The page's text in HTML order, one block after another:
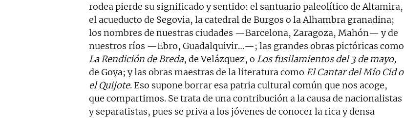
rodea pierde su significado y sentido: el santuario paleolítico de Altamira,
el acueducto de Segovia, la catedral de Burgos o la Alhambra granadina;
los nombres de nuestras ciudades —Barcelona, Zaragoza, Mahón— y de
nuestros ríos —Ebro, Guadalquivir…—; las grandes obras pictóricas como
La Rendición de Breda, de Velázquez, o Los fusilamientos del 3 de mayo,
de Goya; y las obras maestras de la literatura como El Cantar del Mío Cid o
el Quijote. Eso supone borrar esa patria cultural común que nos acoge,
que compartimos. Se trata de una contribución a la causa de nacionalistas
y separatistas, pues se priva a los jóvenes de conocer la rica y densa